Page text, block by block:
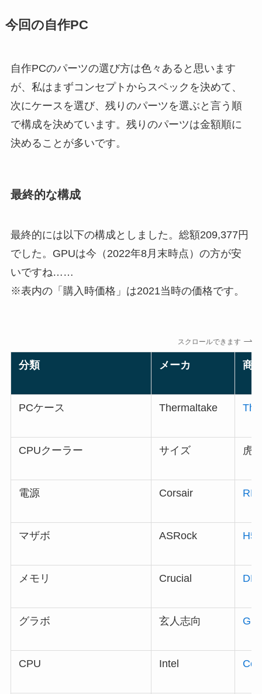
今回の自作PC
自作PCのパーツの選び方は色々あると思います
が、私はまずコンセプトからスペックを決めて、
次にケースを選び、残りのパーツを選ぶと言う順
で構成を決めています。残りのパーツは金額順に
決めることが多いです。
最終的な構成
最終的には以下の構成としました。総額209,377円
でした。GPUは今（2022年8月末時点）の方が安
いですね……
※表内の「購入時価格」は2021当時の価格です。
スクロールできます
分類 メーカ 商
PCケース Thermaltake
CPUクーラー サイズ 虎
電源 Corsair
マザボ ASRock
メモリ Crucial
グラボ 玄人志向
CPU Intel